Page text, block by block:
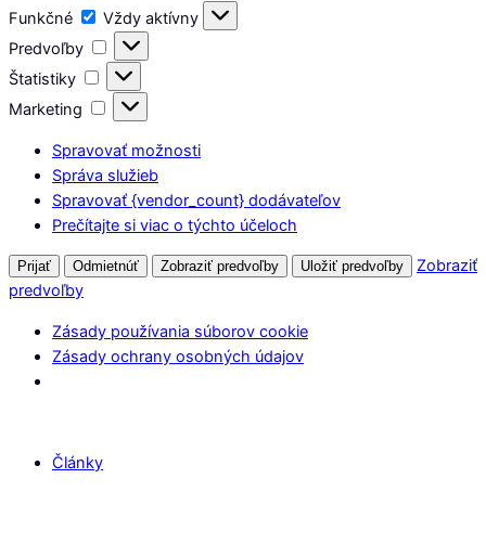
Funkčné
Funkčné
Vždy aktívny
Predvoľby
Predvoľby
Štatistiky
Štatistiky
Marketing
Marketing
Spravovať možnosti
Správa služieb
Spravovať {vendor_count} dodávateľov
Prečítajte si viac o týchto účeloch
Prijať Odmietnúť Zobraziť predvoľby Uložiť predvoľby
Zobraziť
predvoľby
Zásady používania súborov cookie
Zásady ochrany osobných údajov
Články